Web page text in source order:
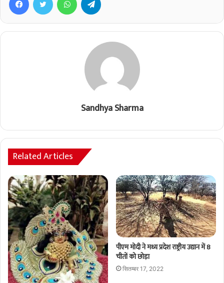
Sandhya Sharma
Related Articles
पीएम मोदी ने मध्य प्रदेश राष्ट्रीय उद्यान में 8
चीतों को छोड़ा
सितम्बर 17, 2022